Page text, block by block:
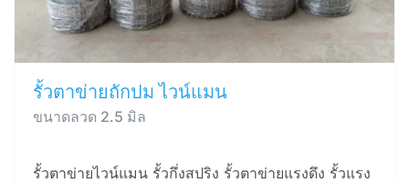
รั้วตาข่ายถักปม ไวน์แมน
ขนาดลวด 2.5 มิล
รั้วตาข่ายไวน์แมน รั้วกึ่งสปริง รั้วตาข่ายแรงดึง รั้วแรง